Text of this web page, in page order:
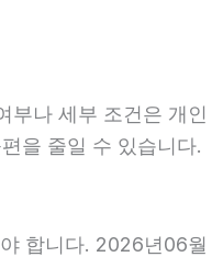
부나 세부 조건은 개인
을 줄일 수 있습니다.
합니다. 2026년06월